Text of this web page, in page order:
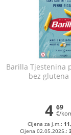
Barilla Tjestenina
bez glutena
4 69
€/
Cijena za j.m.:
Cijena 02.05.2025.: